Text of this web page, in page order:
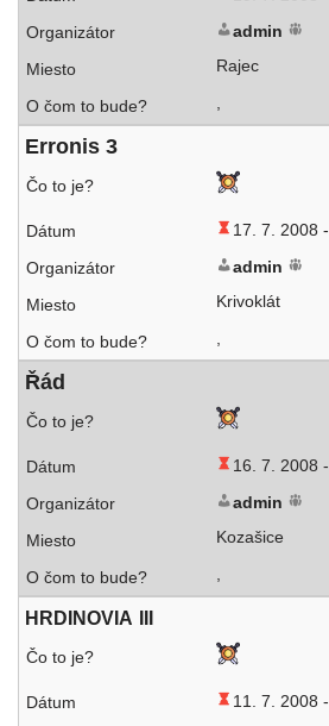
admin
Rajec
,
Erronis 3
17. 7. 2008 -
admin
Krivoklát
,
Řád
16. 7. 2008 -
admin
Kozašice
,
HRDINOVIA III
11. 7. 2008 -